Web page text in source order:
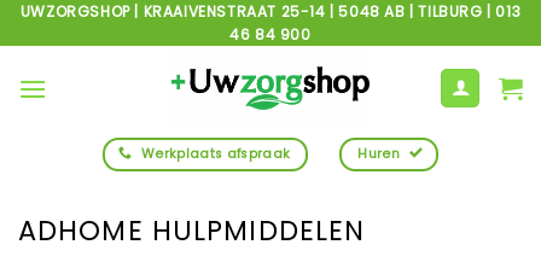
Ga
naar
inhoud
UWZORGSHOP | KRAAIVENSTRAAT 25-14 | 5048 AB | TILBURG | 013
46 84 900
Werkplaats afspraak Huren
ADHOME HULPMIDDELEN